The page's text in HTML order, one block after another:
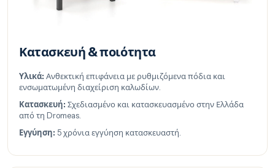
Κατασκευή & ποιότητα
Υλικά: Ανθεκτική επιφάνεια με ρυθμιζόμενα πόδια και
ενσωματωμένη διαχείριση καλωδίων.
Κατασκευή: Σχεδιασμένο και κατασκευασμένο στην Ελλάδα
από τη Dromeas.
Εγγύηση: 5 χρόνια εγγύηση κατασκευαστή.